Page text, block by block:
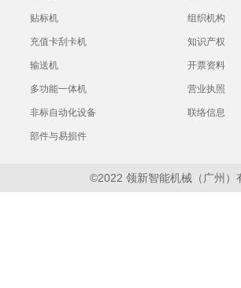
贴标机
充值卡刮卡机
输送机
多功能一体机
非标自动化设备
部件与易损件
组织机构
知识产权
开票资料
营业执照
联络信息
©2022 领新智能机械（广州